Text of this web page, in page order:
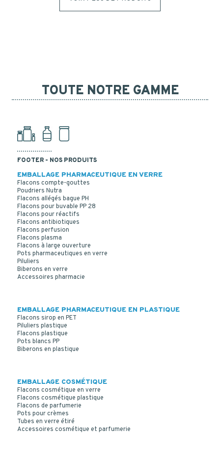
PILULIER VERRE JAUNE JAY CAP 100 ML
TOUTE NOTRE GAMME
FOOTER - NOS PRODUITS
EMBALLAGE PHARMACEUTIQUE EN VERRE
Flacons compte-gouttes
Poudriers Nutra
Flacons allégés bague PH
Flacons pour buvable PP 28
Flacons pour réactifs
Flacons antibiotiques
Flacons perfusion
Flacons plasma
Flacons à large ouverture
Pots pharmaceutiques en verre
Piluliers
Biberons en verre
Accessoires pharmacie
EMBALLAGE PHARMACEUTIQUE EN PLASTIQUE
Flacons sirop en PET
Piluliers plastique
Flacons plastique
Pots blancs PP
Biberons en plastique
EMBALLAGE COSMÉTIQUE
Flacons cosmétique en verre
Flacons cosmétique plastique
Flacons de parfumerie
Pots pour crèmes
Tubes en verre étiré
Accessoires cosmétique et parfumerie